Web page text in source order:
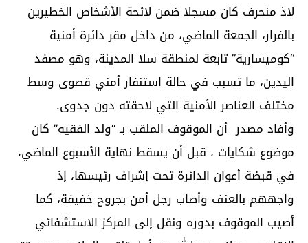
لاذ منحرف كان مسجلا ضمن لائحة الأشخاص الخطيرين
بالفرار، الجمعة الماضي، من داخل مقر دائرة أمنية
“كوميسارية” تابعة لمنطقة سلا المدينة، وهو مصفد
اليدين، ما تسبب في حالة استنفار أمني قصوى وسط
مختلف العناصر الأمنية التي لاحقته دون جدوى.
وأفاد مصدر أن الموقوف الملقب بـ “ولد الفقيه” كان
موضوع شكايات ، قبل أن يسقط نهاية الأسبوع الماضي،
في قبضة أعوان الدائرة تحت إشراف رئيسها، إذ
واجههم بالعنف وأصاب رجل أمن بجروح خفيفة، كما
أصيب الموقوف بدوره ونقل إلى المركز الاستشفائي